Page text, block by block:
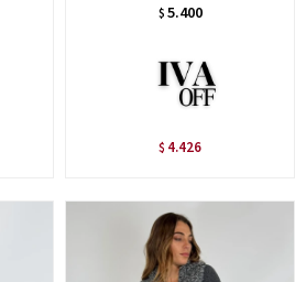
$ 5.400
$ 4.426